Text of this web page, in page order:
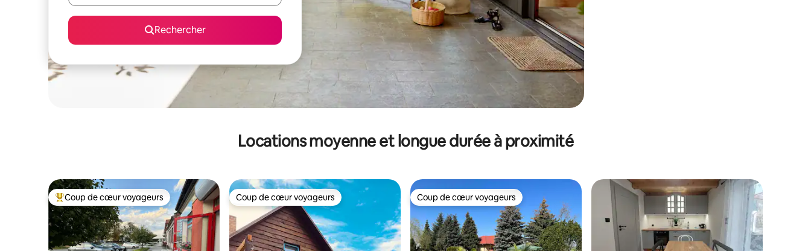
Rechercher
Locations moyenne et longue durée à proximité
Coups de cœur voyageurs les plus appréciés
Coup de cœur voyageurs Coup de cœur voyageurs
Coup de cœur voyageurs Coup de cœur voyageurs
Coup de cœur voyageurs